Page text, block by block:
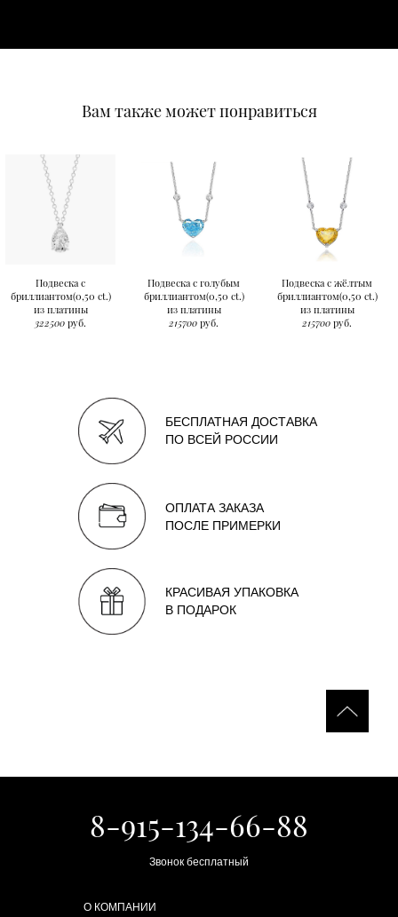
Вам также может понравиться
Подвеска с
бриллиантом(0,50 ct.)
из платины
322500 руб.
Подвеска с голубым
бриллиантом(0,50 ct.)
из платины
215700 руб.
Подвеска с жёлтым
бриллиантом(0,50 ct.)
из платины
215700 руб.
БЕСПЛАТНАЯ ДОСТАВКА
ПО ВСЕЙ РОССИИ
ОПЛАТА ЗАКАЗА
ПОСЛЕ ПРИМЕРКИ
КРАСИВАЯ УПАКОВКА
В ПОДАРОК
8-915-134-66-88
Звонок бесплатный
О КОМПАНИИ